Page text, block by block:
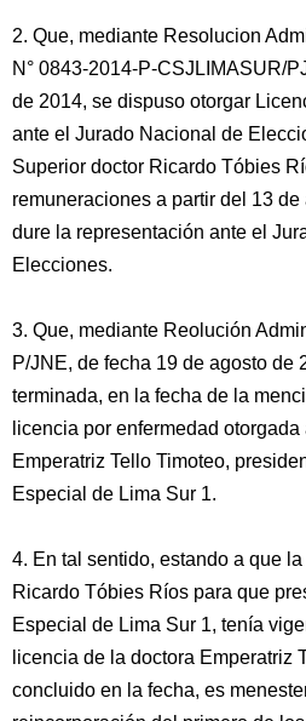
2. Que, mediante Resolucion
N° 0843-2014-P-CSJLIMASUR/
de 2014, se dispuso otorgar
ante el Jurado Nacional de
Superior doctor Ricardo Tóbies
remuneraciones a partir del 13
dure la representación ante el
Elecciones.
3. Que, mediante Reolución
P/JNE, de fecha 19 de agosto de
terminada, en la fecha de la
licencia por enfermedad
Emperatriz Tello Timoteo,
Especial de Lima Sur 1.
4. En tal sentido, estando a que
Ricardo Tóbies Ríos para que
Especial de Lima Sur 1, tenía
licencia de la doctora Emperatriz
concluido en la fecha, es